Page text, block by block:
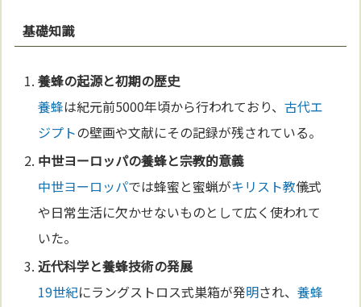
基礎知識
養蜂の起源と初期の歴史
養蜂は紀元前5000年頃から行われており、古代エ
ジプトの壁画や文献にその記録が残されている。
中世ヨーロッパの養蜂と宗教的意義
中世ヨーロッパでは蜂蜜と蜜蝋がキリスト教儀式
や日常生活に欠かせないものとして広く使われて
いた。
近代科学と養蜂技術の発展
19世紀にラングストロス式巣箱が発明され、養蜂